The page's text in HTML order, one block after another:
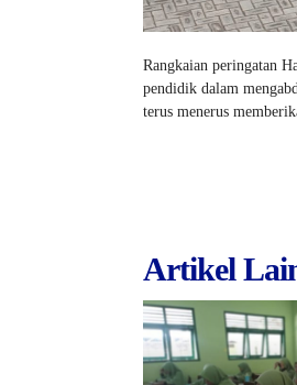
Rangkaian peringatan
pendidik dalam
terus menerus
Artikel